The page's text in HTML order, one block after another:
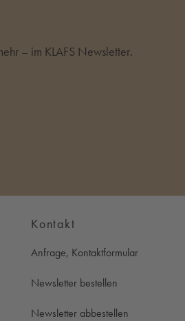
– im KLAFS Newsletter.
Kontakt
Anfrage, Kontaktformular
Newsletter bestellen
Newsletter abbestellen